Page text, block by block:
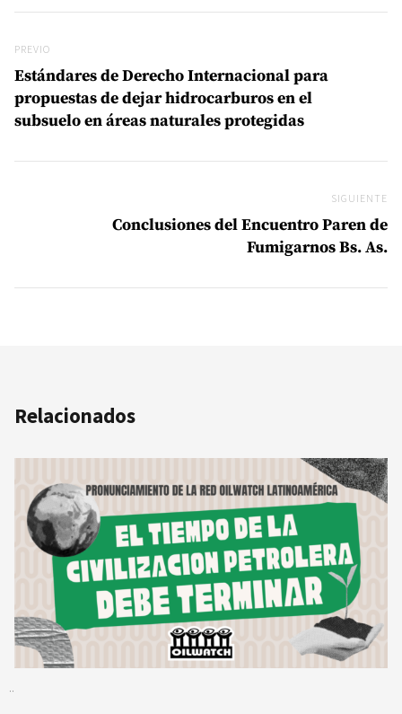
Previo
PREVIO
Estándares de Derecho Internacional para
propuestas de dejar hidrocarburos en el
subsuelo en áreas naturales protegidas
SIGUIENTE
Conclusiones del Encuentro Paren de
Fumigarnos Bs. As.
Relacionados